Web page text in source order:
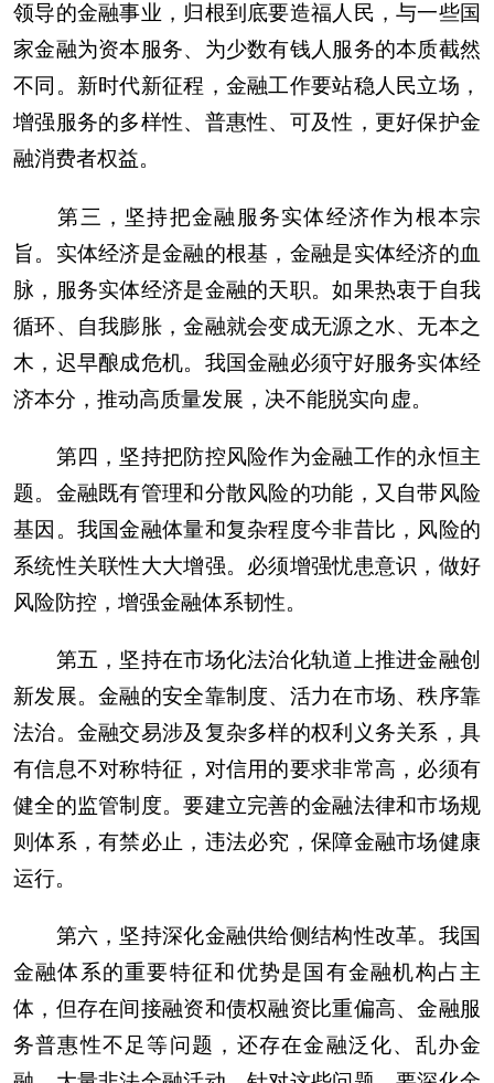
领导的金融事业，归根到底要造福人民，与一些国
家金融为资本服务、为少数有钱人服务的本质截然
不同。新时代新征程，金融工作要站稳人民立场，
增强服务的多样性、普惠性、可及性，更好保护金
融消费者权益。
第三，坚持把金融服务实体经济作为根本宗
旨。实体经济是金融的根基，金融是实体经济的血
脉，服务实体经济是金融的天职。如果热衷于自我
循环、自我膨胀，金融就会变成无源之水、无本之
木，迟早酿成危机。我国金融必须守好服务实体经
济本分，推动高质量发展，决不能脱实向虚。
第四，坚持把防控风险作为金融工作的永恒主
题。金融既有管理和分散风险的功能，又自带风险
基因。我国金融体量和复杂程度今非昔比，风险的
系统性关联性大大增强。必须增强忧患意识，做好
风险防控，增强金融体系韧性。
第五，坚持在市场化法治化轨道上推进金融创
新发展。金融的安全靠制度、活力在市场、秩序靠
法治。金融交易涉及复杂多样的权利义务关系，具
有信息不对称特征，对信用的要求非常高，必须有
健全的监管制度。要建立完善的金融法律和市场规
则体系，有禁必止，违法必究，保障金融市场健康
运行。
第六，坚持深化金融供给侧结构性改革。我国
金融体系的重要特征和优势是国有金融机构占主
体，但存在间接融资和债权融资比重偏高、金融服
务普惠性不足等问题，还存在金融泛化、乱办金